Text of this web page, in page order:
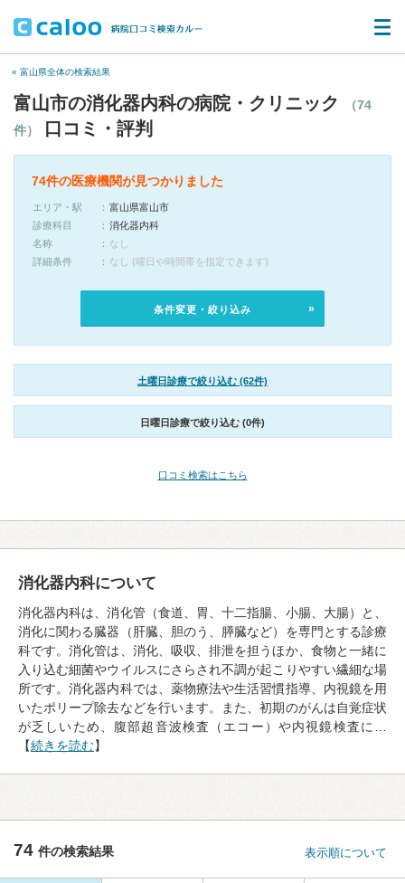
« 富山県全体の検索結果
富山市の消化器内科の病院・クリニック
（74
件）
口コミ・評判
74件の医療機関が見つかりました
エリア・駅
富山県富山市
診療科目
消化器内科
名称
なし
詳細条件
なし (曜日や時間帯を指定できます)
条件変更・絞り込み
土曜日診療で絞り込む (62件)
日曜日診療で絞り込む (0件)
口コミ検索はこちら
消化器内科について
消化器内科は、消化管（食道、胃、十二指腸、小腸、大腸）と、
消化に関わる臓器（肝臓、胆のう、膵臓など）を専門とする診療
科です。消化管は、消化、吸収、排泄を担うほか、食物と一緒に
入り込む細菌やウイルスにさらされ不調が起こりやすい繊細な場
所です。消化器内科では、薬物療法や生活習慣指導、内視鏡を用
いたポリープ除去などを行います。また、初期のがんは自覚症状
が乏しいため、腹部超音波検査（エコー）や内視鏡検査に…
【続きを読む】
74 件の検索結果 表示順について